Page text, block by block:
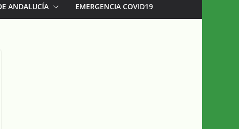
ANDALUCÍA EMERGENCIA COVID19